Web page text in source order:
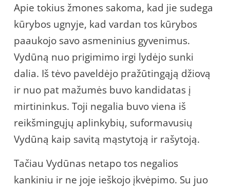
Apie tokius žmones sakoma, kad jie sudega
kūrybos ugnyje, kad vardan tos kūrybos
paaukojo savo asmeninius gyvenimus.
Vydūną nuo prigimimo irgi lydėjo sunki
dalia. Iš tėvo paveldėjo pražūtingąją džiovą
ir nuo pat mažumės buvo kandidatas į
mirtininkus. Toji negalia buvo viena iš
reikšmingųjų aplinkybių, suformavusių
Vydūną kaip savitą mąstytoją ir rašytoją.
Tačiau Vydūnas netapo tos negalios
kankiniu ir ne joje ieškojo įkvėpimo. Su juo